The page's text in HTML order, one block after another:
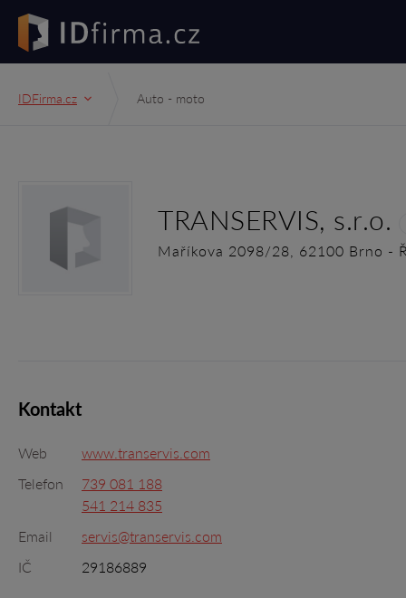
IDFirma.cz Auto - moto
TRANSERVIS, s.r.o.
Maříkova 2098/28, 62100 Brno -
Kontakt
Web
www.transervis.com
Telefon
739 081 188
541 214 835
Email
servis@transervis.com
IČ
29186889